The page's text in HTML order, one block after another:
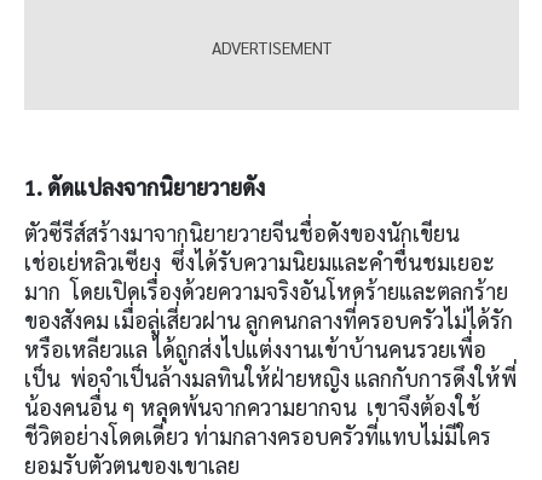
1. ดัดแปลงจากนิยายวายดัง
ตัวซีรีส์สร้างมาจากนิยายวายจีนชื่อดังของนักเขียน
เช่อเย่หลิวเซียง ซึ่งได้รับความนิยมและคำชื่นชมเยอะ
มาก โดยเปิดเรื่องด้วยความจริงอันโหดร้ายและตลกร้าย
ของสังคม เมื่อลู่เสี่ยวฝาน ลูกคนกลางที่ครอบครัวไม่ได้รัก
หรือเหลียวแล ได้ถูกส่งไปแต่งงานเข้าบ้านคนรวยเพื่อ
เป็น พ่อจำเป็นล้างมลทินให้ฝ่ายหญิง แลกกับการดึงให้พี่
น้องคนอื่น ๆ หลุดพ้นจากความยากจน เขาจึงต้องใช้
ชีวิตอย่างโดดเดี่ยว ท่ามกลางครอบครัวที่แทบไม่มีใคร
ยอมรับตัวตนของเขาเลย